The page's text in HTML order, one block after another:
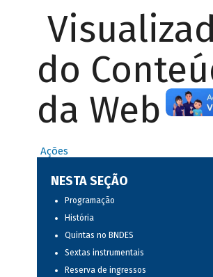
do
da Web
Ações
NESTA SEÇÃO
Programação
História
Quintas no BNDES
Sextas instrumentais
Reserva de ingressos